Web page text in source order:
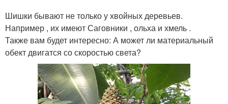
Шишки бывают не только у хвойных деревьев.
Например , их имеют Саговники , ольха и хмель .
Также вам будет интересно: А может ли материальный
обект двигатся со скоростью света?